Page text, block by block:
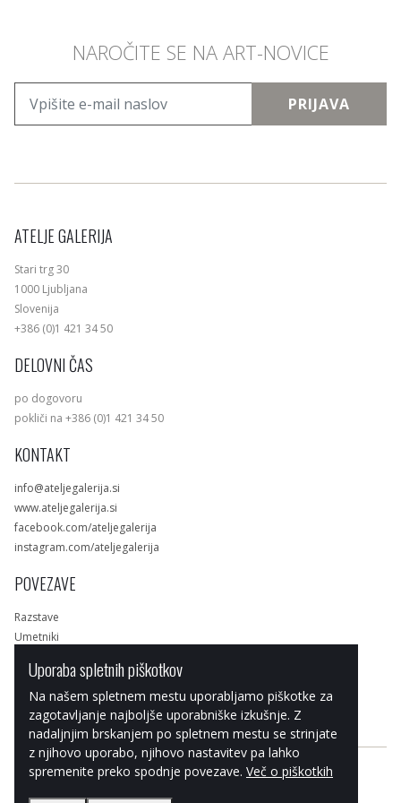
NAROČITE SE NA ART-NOVICE
PRIJAVA
ATELJE GALERIJA
Stari trg 30
1000 Ljubljana
Slovenija
+386 (0)1 421 34 50
DELOVNI ČAS
po dogovoru
pokliči na +386 (0)1 421 34 50
KONTAKT
info@ateljegalerija.si
www.ateljegalerija.si
facebook.com/ateljegalerija
instagram.com/ateljegalerija
POVEZAVE
Razstave
Umetniki
Spletna trgovina
Uporaba spletnih piškotkov
Na našem spletnem mestu uporabljamo piškotke za
zagotavljanje najboljše uporabniške izkušnje. Z
nadaljnjim brskanjem po spletnem mestu se strinjate
z njihovo uporabo, njihovo nastavitev pa lahko
spremenite preko spodnje povezave. Več o piškotkih